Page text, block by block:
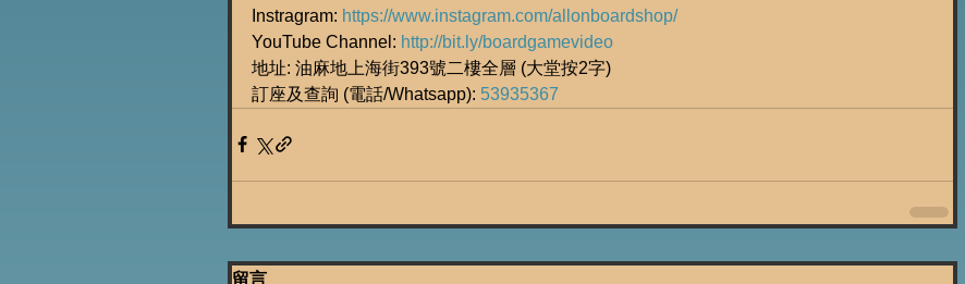
Instragram: https://www.instagram.com/allonboardshop/
YouTube Channel: http://bit.ly/boardgamevideo
地址: 油麻地上海街393號二樓全層 (大堂按2字)
訂座及查詢 (電話/Whatsapp): 53935367
留言